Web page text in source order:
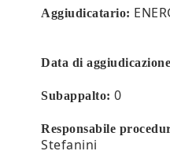
Aggiudicatario:
Data di
Subappalto: 0
Responsabile
Stefanini